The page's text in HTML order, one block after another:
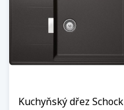
Kuchyňský dřez Schock